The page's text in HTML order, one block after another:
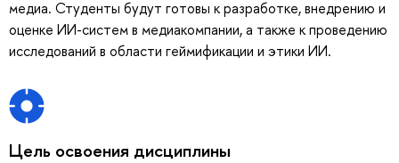
медиа. Студенты будут готовы к разработке, внедрению и
оценке ИИ-систем в медиакомпании, а также к проведению
исследований в области геймификации и этики ИИ.
Цель освоения дисциплины